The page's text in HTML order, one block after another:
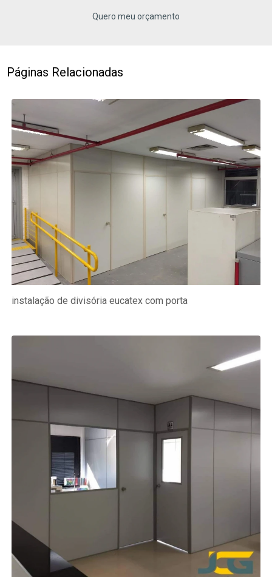
Quero meu orçamento
Páginas Relacionadas
instalação de divisória eucatex com porta